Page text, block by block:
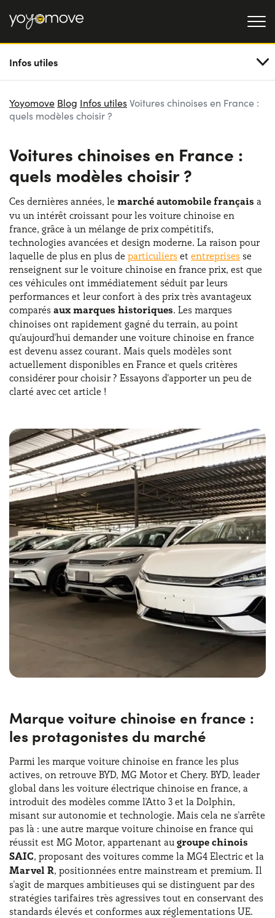
Professionnel
LLD OCCASION
Notre histoire
Travailler avec nous
FONCTIONNEMENT
NOS AVANTAGES
CHOISISSEZ UN PAYS
Besoin d'aide ? 0139280852
Infos utiles
Yoyomove Blog Infos utilesVoitures chinoises en France :
quels modèles choisir ?
Voitures chinoises en France :
quels modèles choisir ?
Ces dernières années, le marché automobile français a
vu un intérêt croissant pour les voiture chinoise en
france, grâce à un mélange de prix compétitifs,
technologies avancées et design moderne. La raison pour
laquelle de plus en plus de particuliers et entreprises se
renseignent sur le voiture chinoise en france prix, est que
ces véhicules ont immédiatement séduit par leurs
performances et leur confort à des prix très avantageux
comparés aux marques historiques. Les marques
chinoises ont rapidement gagné du terrain, au point
qu'aujourd'hui demander une voiture chinoise en france
est devenu assez courant. Mais quels modèles sont
actuellement disponibles en France et quels critères
considérer pour choisir ? Essayons d'apporter un peu de
clarté avec cet article !
Marque voiture chinoise en france :
les protagonistes du marché
Parmi les marque voiture chinoise en france les plus
actives, on retrouve BYD, MG Motor et Chery. BYD, leader
global dans les voiture électrique chinoise en france, a
introduit des modèles comme l'Atto 3 et la Dolphin,
misant sur autonomie et technologie. Mais cela ne s'arrête
pas là : une autre marque voiture chinoise en france qui
réussit est MG Motor, appartenant au groupe chinois
SAIC, proposant des voitures comme la MG4 Electric et la
Marvel R, positionnées entre mainstream et premium. Il
s'agit de marques ambitieuses qui se distinguent par des
stratégies tarifaires très agressives tout en conservant des
standards élevés et conformes aux réglementations UE.